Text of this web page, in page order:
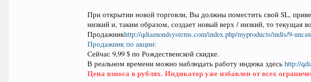
При открытии новой торговли, Вы должны поместить свой SL,
низкий и, таким образом, создает новый верх / низкий, то текущая
Продажникhttp://qdiamondsystems.com/index.php/myproducts/indis/9-
Продажник по акции:
Сейчас 9,99 $ по Рождественской скидке.
В реальном времени можно наблюдать работу индюка здесьhttp://
Цена взноса в рублях. Индикатор уже избавлен от всех